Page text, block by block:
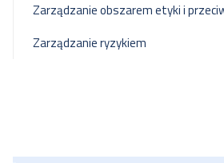
Zarządzanie obszarem etyki i
Zarządzanie ryzykiem